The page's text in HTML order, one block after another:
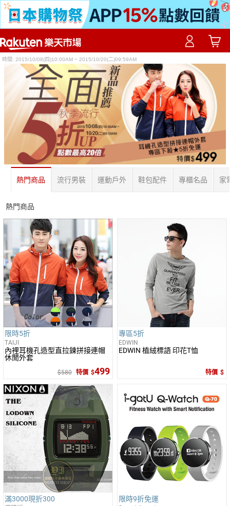
時間: 2015/10/08(四)10:00AM ~ 2015/10/20(二)09:59AM
熱門商品 流行男裝 運動戶外 鞋包配件 專櫃名品 家
熱門商品
限時5折
TAIJI
內裡耳機孔造型直拉鍊拼接連帽
休閒外套
580 特價 499
專區5折
EDWIN
EDWIN 植絨標語 印花T恤
特價
滿3000現折300 限時9折免運